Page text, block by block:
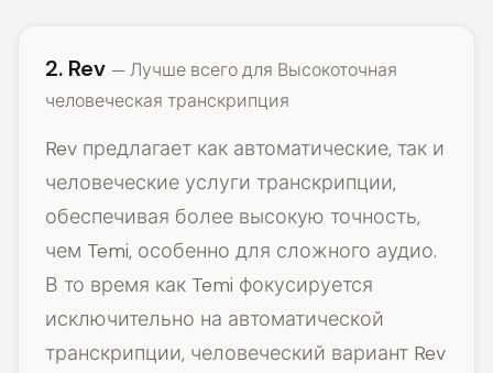
2. Rev — Лучше всего для Высокоточная
человеческая транскрипция
Rev предлагает как автоматические, так и
человеческие услуги транскрипции,
обеспечивая более высокую точность,
чем Temi, особенно для сложного аудио.
В то время как Temi фокусируется
исключительно на автоматической
транскрипции, человеческий вариант Rev